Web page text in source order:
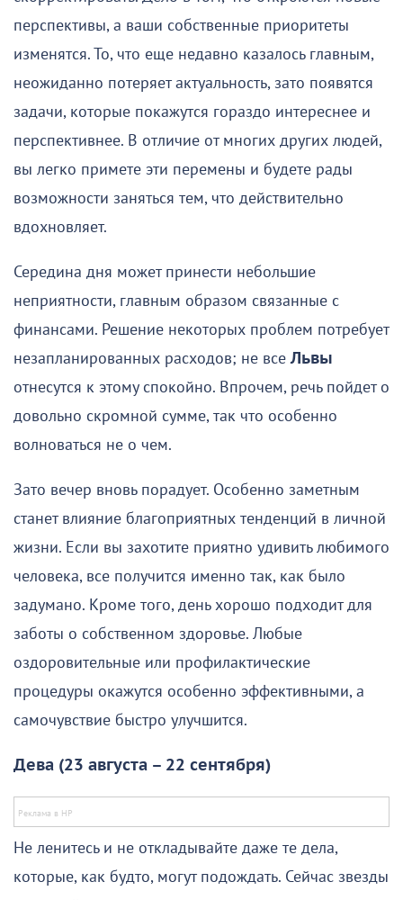
перспективы, а ваши собственные приоритеты
изменятся. То, что еще недавно казалось главным,
неожиданно потеряет актуальность, зато появятся
задачи, которые покажутся гораздо интереснее и
перспективнее. В отличие от многих других людей,
вы легко примете эти перемены и будете рады
возможности заняться тем, что действительно
вдохновляет.
Середина дня может принести небольшие
неприятности, главным образом связанные с
финансами. Решение некоторых проблем потребует
незапланированных расходов; не всеЛьвы
отнесутся к этому спокойно. Впрочем, речь пойдет о
довольно скромной сумме, так что особенно
волноваться не о чем.
Зато вечер вновь порадует. Особенно заметным
станет влияние благоприятных тенденций в личной
жизни. Если вы захотите приятно удивить любимого
человека, все получится именно так, как было
задумано. Кроме того, день хорошо подходит для
заботы о собственном здоровье. Любые
оздоровительные или профилактические
процедуры окажутся особенно эффективными, а
самочувствие быстро улучшится.
Дева (23 августа – 22 сентября)
Не ленитесь и не откладывайте даже те дела,
которые, как будто, могут подождать. Сейчас звезды